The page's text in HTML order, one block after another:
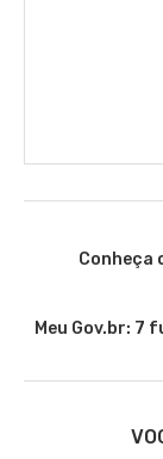
Conheça
Meu Gov.br: 7